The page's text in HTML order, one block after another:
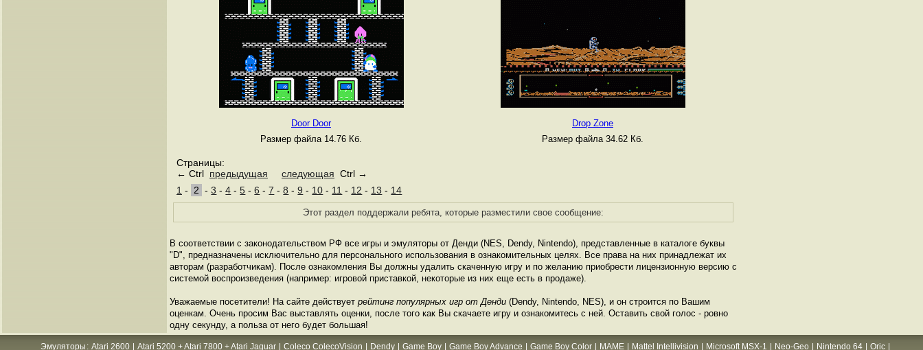
Door Door
Размер файла 14.76 Кб.
Drop Zone
Размер файла 34.62 Кб.
Страницы:
← Ctrl предыдущая следующая Ctrl →
1 - 2 -3 -4 -5 -6 -7 -8 -9 - 10 - 11 - 12 - 13 - 14
Этот раздел поддержали ребята, которые разместили свое сообщение:
В соответствии с законодательством РФ все игры и эмуляторы от Денди (NES, Dendy, Nintendo), представленные в каталоге буквы
"D", предназначены исключительно для персонального использования в ознакомительных целях. Все права на них принадлежат их
авторам (разработчикам). После ознакомления Вы должны удалить скаченную игру и по желанию приобрести лицензионную версию с
системой воспроизведения (например: игровой приставкой, некоторые из них еще есть в продаже).
Уважаемые посетители! На сайте действует рейтинг популярных игр от Денди (Dendy, Nintendo, NES), и он строится по Вашим
оценкам. Очень просим Вас выставлять оценки, после того как Вы скачаете игру и ознакомитесь с ней. Оставить свой голос - ровно
одну секунду, а польза от него будет большая!
Эмуляторы : Atari 2600 Atari 5200 + Atari 7800 + Atari Jaguar Coleco ColecoVision Dendy Game Boy Game Boy Advance Game Boy Color MAME Mattel Intellivision Microsoft MSX-1 Neo-Geo Nintendo 64 Oric